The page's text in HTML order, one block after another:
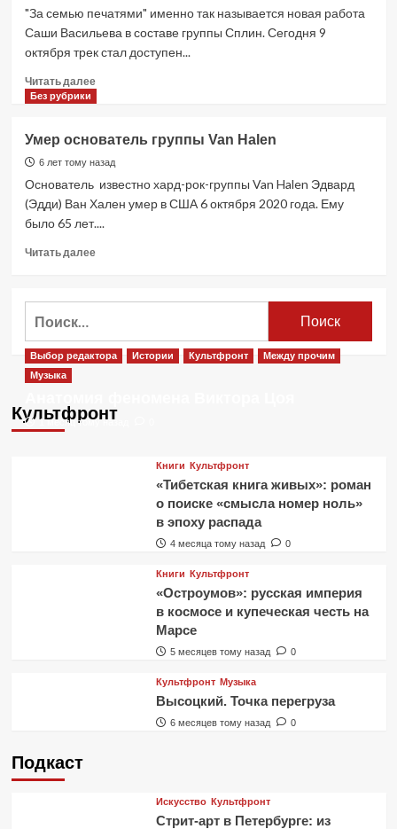
слова
"За семью печатями" именно так называется новая работа
Саши Васильева в составе группы Сплин. Сегодня 9
октября трек стал доступен...
Читать далееПрочитать
прячется
за
Без рубрики
Умер основатель группы Van Halen
6 лет тому назад
Основатель известно хард-рок-группы Van Halen Эдвард
(Эдди) Ван Хален умер в США 6 октября 2020 года. Ему
было 65 лет....
Читать далееПрочитать
Умер
Van
Halen
Культфронт
Выбор редактора Истории Культфронт
Между прочим
Музыка
1 месяц тому назад
Книги Культфронт
«Тибетская книга живых»: роман
о поиске «смысла номер ноль»
в эпоху распада
4 месяца тому назад 0
Книги Культфронт
«Остроумов»: русская империя
в космосе и купеческая честь на
Марсе
5 месяцев тому назад 0
Культфронт Музыка
Высоцкий. Точка перегруза
6 месяцев тому назад 0
Подкаст
Искусство Культфронт
Стрит-арт в Петербурге: из